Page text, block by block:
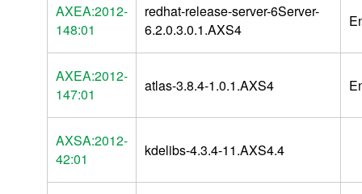
AXEA:2012-
148:01
redhat-release-server-6Server-
6.2.0.3.0.1.AXS4
AXEA:2012-
147:01
atlas-3.8.4-1.0.1.AXS4
AXSA:2012-
42:01
kdelibs-4.3.4-11.AXS4.4